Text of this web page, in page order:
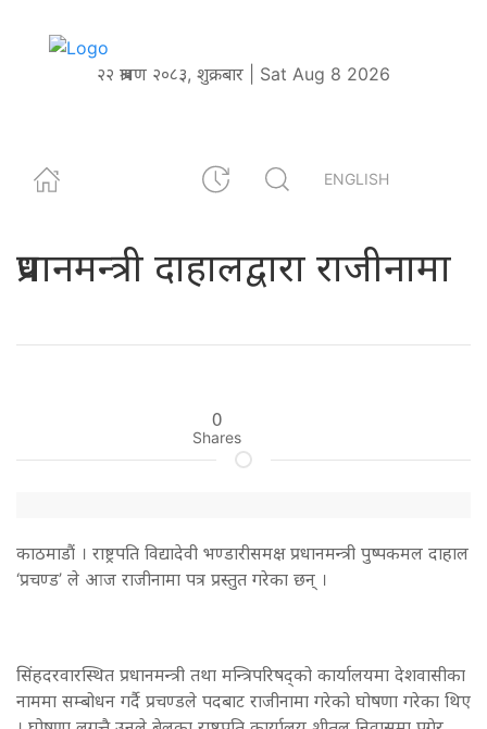
२२ श्रावण २०८३, शुक्रबार | Sat Aug 8 2026
ENGLISH
प्रधानमन्त्री दाहालद्वारा राजीनामा
0
Shares
काठमाडौं । राष्ट्रपति विद्यादेवी भण्डारीसमक्ष प्रधानमन्त्री पुष्पकमल दाहाल
‘प्रचण्ड’ ले आज राजीनामा पत्र प्रस्तुत गरेका छन् ।
सिंहदरवारस्थित प्रधानमन्त्री तथा मन्त्रिपरिषद्को कार्यालयमा देशवासीका
नाममा सम्बोधन गर्दै प्रचण्डले पदबाट राजीनामा गरेको घोषणा गरेका थिए